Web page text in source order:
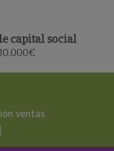
capital social
ventas